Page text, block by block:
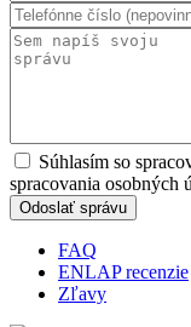
Súhlasím so
spracovania osobných
Odoslať správu
FAQ
ENLAP recenzie
Zľavy